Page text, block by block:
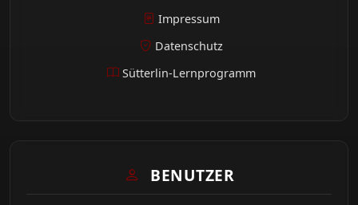
Impressum
Datenschutz
Sütterlin-Lernprogramm
BENUTZER